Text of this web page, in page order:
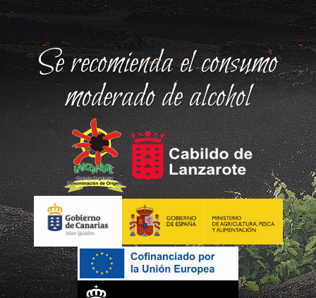
Se recomienda el consumo
moderado de alcohol